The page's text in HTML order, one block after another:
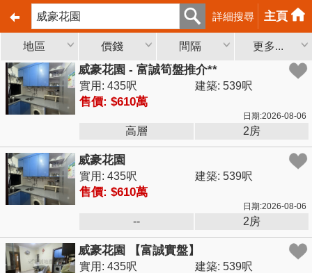
詳細搜尋 主頁
地區 價錢 間隔 更多...
威豪花園 - 富誠筍盤推介**
實用: 435呎 建築: 539呎
售價: $610萬
日期:2026-08-06
高層 2房
威豪花園
實用: 435呎 建築: 539呎
售價: $610萬
日期:2026-08-06
-- 2房
威豪花園 【富誠實盤】
實用: 435呎 建築: 539呎